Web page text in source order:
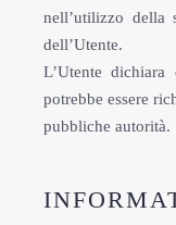
nell’utilizzo della
dell’Utente.
L’Utente
potrebbe essere
pubbliche autorità.